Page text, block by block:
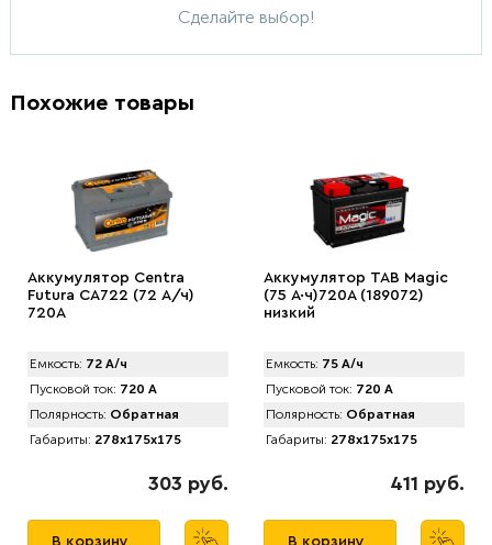
Сделайте выбор!
Похожие товары
Аккумулятор Centra
Futura CA722 (72 А/ч)
720A
Емкость: 72 А/ч
Пусковой ток: 720 А
Полярность: Обратная
Габариты: 278x175x175
303 руб.
В корзину
Аккумулятор TAB Magic
(75 А·ч)720А (189072)
низкий
Емкость: 75 А/ч
Пусковой ток: 720 А
Полярность: Обратная
Габариты: 278x175x175
411 руб.
В корзину